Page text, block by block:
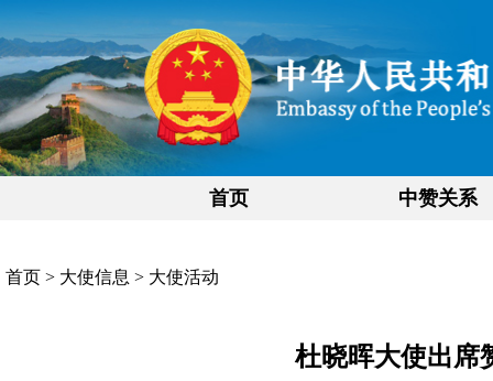
首页 中赞关系
首页 > 大使信息 > 大使活动
杜晓晖大使出席